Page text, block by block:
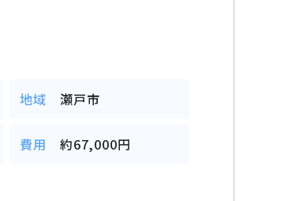
地域 瀬戸市
費用 約67,000円